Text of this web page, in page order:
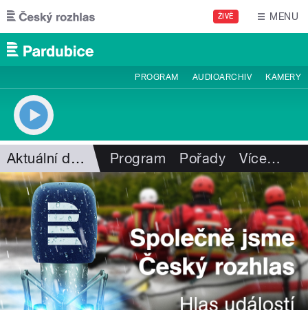
Přejít k hlavnímu obsahu
ŽIVĚ MENU
PROGRAM AUDIOARCHIV KAMERY
Aktuální dění Program Pořady Více…